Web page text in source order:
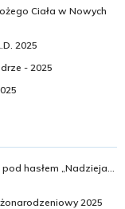
Ciała w Nowych
2025
- 2025
pod hasłem „Nadzieja...
2025